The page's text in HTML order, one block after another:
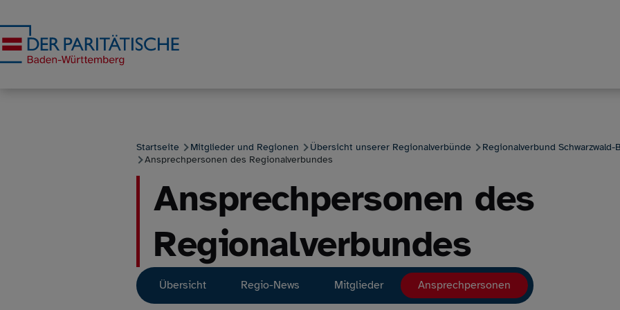
Pfadnavigation
Startseite Mitglieder und Regionen Übersicht unserer Regionalverbünde
Regionalverbund Schwarzwald-
Ansprechpersonen des Regionalverbundes
Ansprechpersonen des
Regionalverbundes
Hauptnavigation
Übersicht Regio-News Mitglieder Ansprechpersonen